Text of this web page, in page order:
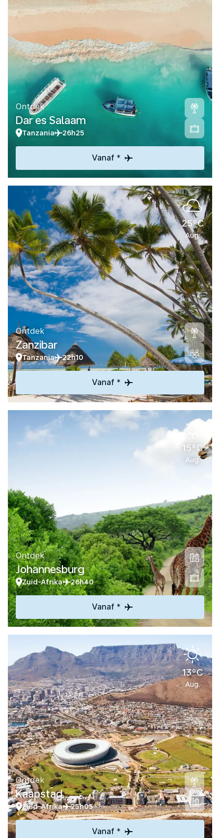
Ontdek
Dar es Salaam
Tanzania 26h25
Vanaf *
25°C
Aug.
Ontdek
Zanzibar
Tanzania 22h10
Vanaf *
15°C
Aug.
Ontdek
Johannesburg
Zuid-Afrika 26h40
Vanaf *
13°C
Aug.
Ontdek
Kaapstad
Zuid-Afrika 25h05
Vanaf *